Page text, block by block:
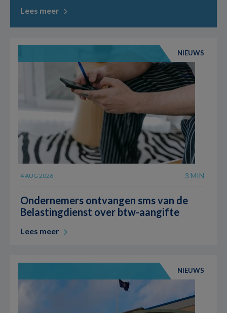
Lees meer
NIEUWS
4 AUG 2026 3 MIN
Ondernemers ontvangen sms van de
Belastingdienst over btw-aangifte
Lees meer
NIEUWS